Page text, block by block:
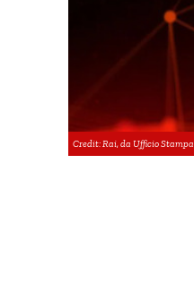
Credit: Rai, da Ufficio Stampa